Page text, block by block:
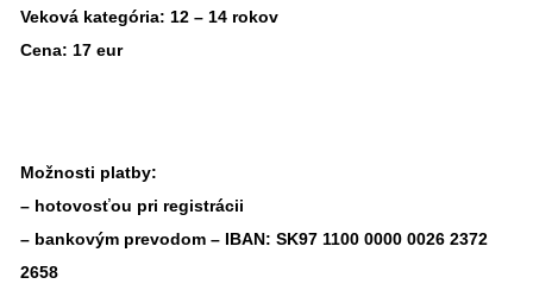
Veková kategória: 12 – 14 rokov
Cena: 17 eur
Možnosti platby:
– hotovosťou pri registrácii
– bankovým prevodom – IBAN: SK97 1100 0000 0026 2372
2658